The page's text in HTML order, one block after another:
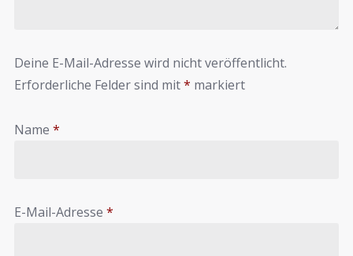
Deine E-Mail-Adresse wird nicht veröffentlicht.
Erforderliche Felder sind mit* markiert
Name *
E-Mail-Adresse *